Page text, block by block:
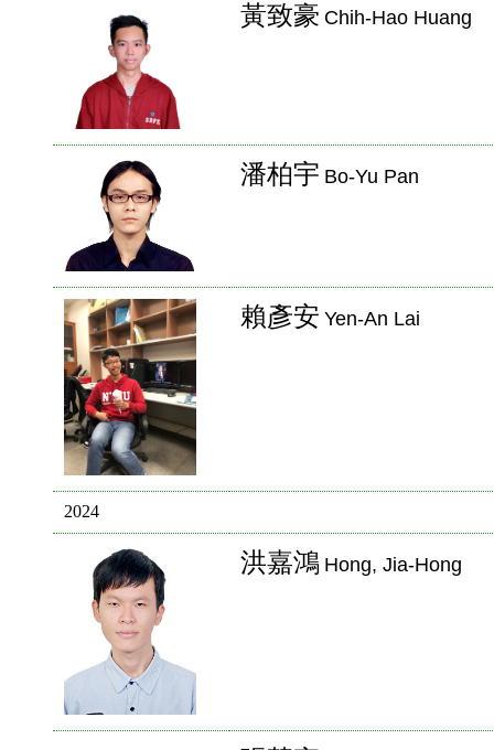
黃致豪 Chih-Hao Huang
潘柏宇 Bo-Yu Pan
賴彥安 Yen-An Lai
2024
洪嘉鴻 Hong, Jia-Hong